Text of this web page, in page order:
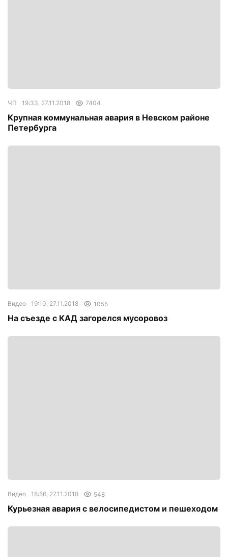
ЧП 19:33, 27.11.2018 7404
Крупная коммунальная авария в Невском районе
Петербурга
Видео 19:10, 27.11.2018 1055
На съезде с КАД загорелся мусоровоз
Видео 18:56, 27.11.2018 548
Курьезная авария с велосипедистом и пешеходом